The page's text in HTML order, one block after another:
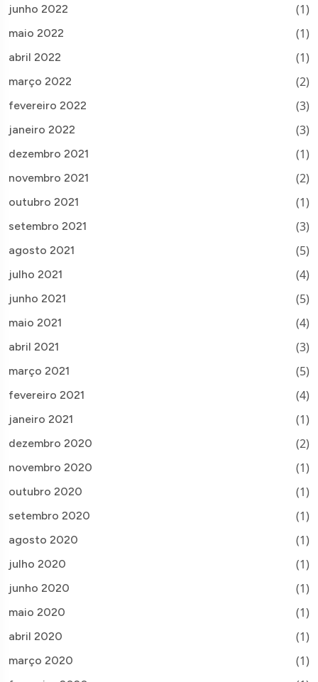
junho 2022 (1)
maio 2022 (1)
abril 2022 (1)
março 2022 (2)
fevereiro 2022 (3)
janeiro 2022 (3)
dezembro 2021 (1)
novembro 2021 (2)
outubro 2021 (1)
setembro 2021 (3)
agosto 2021 (5)
julho 2021 (4)
junho 2021 (5)
maio 2021 (4)
abril 2021 (3)
março 2021 (5)
fevereiro 2021 (4)
janeiro 2021 (1)
dezembro 2020 (2)
novembro 2020 (1)
outubro 2020 (1)
setembro 2020 (1)
agosto 2020 (1)
julho 2020 (1)
junho 2020 (1)
maio 2020 (1)
abril 2020 (1)
março 2020 (1)